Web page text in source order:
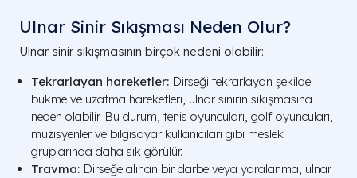
Ulnar Sinir Sıkışması Neden Olur?
Ulnar sinir sıkışmasının birçok nedeni olabilir:
Tekrarlayan hareketler: Dirseği tekrarlayan şekilde
bükme ve uzatma hareketleri, ulnar sinirin sıkışmasına
neden olabilir. Bu durum, tenis oyuncuları, golf oyuncuları,
müzisyenler ve bilgisayar kullanıcıları gibi meslek
gruplarında daha sık görülür.
Travma: Dirseğe alınan bir darbe veya yaralanma, ulnar